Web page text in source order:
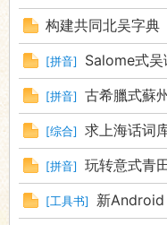
构建共同北吴字典
[拼音] Salome式吴
[拼音] 古希臘式蘇
[综合] 求上海话词
[拼音] 玩转意式青
[工具书] 新